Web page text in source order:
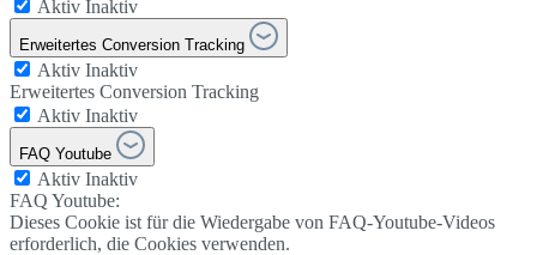
Aktiv Inaktiv
Erweitertes Conversion Tracking
Aktiv Inaktiv
Erweitertes Conversion Tracking
Aktiv Inaktiv
FAQ Youtube
Aktiv Inaktiv
FAQ Youtube:
Dieses Cookie ist für die Wiedergabe von FAQ-Youtube-Videos
erforderlich, die Cookies verwenden.